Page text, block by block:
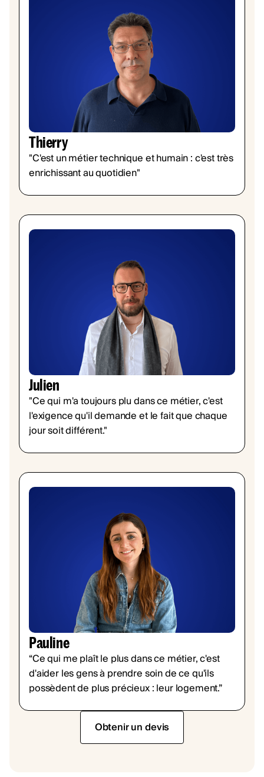
Thierry
"C'est un métier technique et humain : c'est très
enrichissant au quotidien"
Julien
"Ce qui m'a toujours plu dans ce métier, c'est
l'exigence qu'il demande et le fait que chaque
jour soit différent."
Pauline
“Ce qui me plaît le plus dans ce métier, c'est
d'aider les gens à prendre soin de ce qu'ils
possèdent de plus précieux : leur logement.”
Obtenir un devis